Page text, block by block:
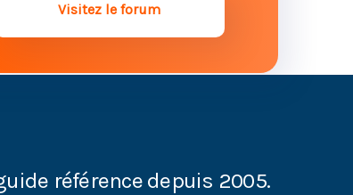
Visitez le forum
référence depuis 2005.